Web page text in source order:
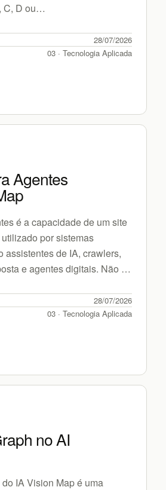
C, D ou…
28/07/2026
03 · Tecnologia Aplicada
Agentes
é a capacidade de um site
por sistemas
assistentes de IA, crawlers,
e agentes digitais. Não se
28/07/2026
03 · Tecnologia Aplicada
no AI
IA Vision Map é uma